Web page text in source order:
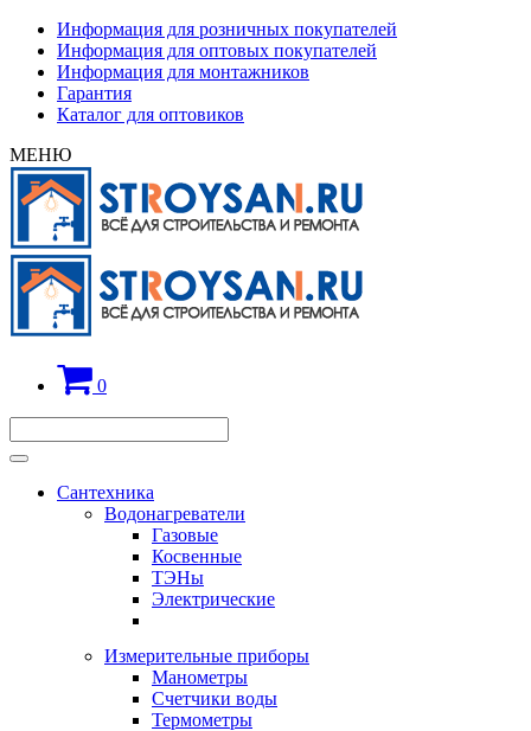
Информация для розничных покупателей
Информация для оптовых покупателей
Информация для монтажников
Гарантия
Каталог для оптовиков
МЕНЮ
0
Сантехника
Водонагреватели
Газовые
Косвенные
ТЭНы
Электрические
Измерительные приборы
Манометры
Счетчики воды
Термометры